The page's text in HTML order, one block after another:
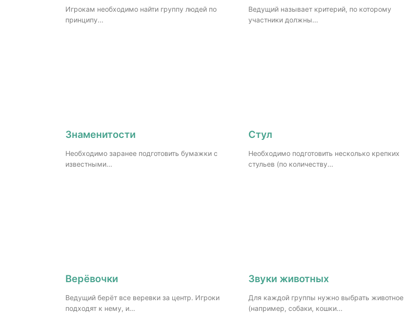
Игрокам необходимо найти группу людей по
принципу...
Ведущий называет критерий, по которому
участники должны...
Знаменитости
Необходимо заранее подготовить бумажки с
известными...
Стул
Необходимо подготовить несколько крепких
стульев (по количеству...
Верёвочки
Ведущий берёт все веревки за центр. Игроки
подходят к нему, и...
Звуки животных
Для каждой группы нужно выбрать животное
(например, собаки, кошки...